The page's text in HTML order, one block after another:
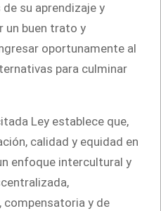
su aprendizaje y
un buen trato y
oportunamente al
para culminar
Ley establece que,
calidad y equidad en
enfoque intercultural y
compensatoria y de